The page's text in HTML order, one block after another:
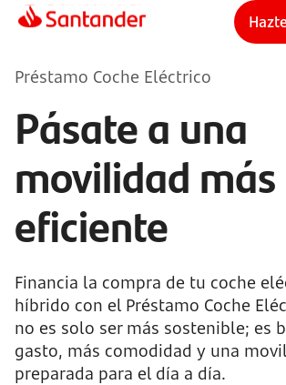
Préstamo Coche Eléctrico
Pásate a una
movilidad más
eficiente
Financia la compra de tu coche
híbrido con el Préstamo Coche
no es solo ser más sostenible; es
gasto, más comodidad y una
preparada para el día a día.